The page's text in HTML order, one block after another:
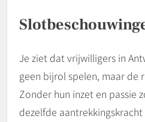
Je ziet dat vrijwilligers in
geen bijrol spelen, maar de
Zonder hun inzet en passie
dezelfde